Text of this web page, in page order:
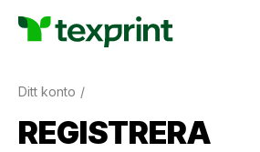
Ditt konto
REGISTRERA